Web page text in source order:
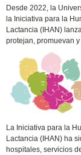
Desde 2022, la
la Iniciativa para la
Lactancia (IHAN)
protejan, promuevan
La Iniciativa para la
Lactancia (IHAN) ha
hospitales, servicios